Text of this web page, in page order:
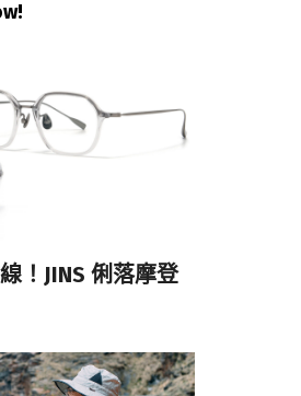
！JINS 俐落摩登